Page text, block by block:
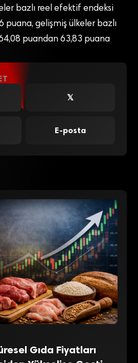
bazlı reel efektif endeksi
puana, gelişmiş ülkeler bazlı
puandan 63,83 puana
𝕏
E-posta
Gıda Fiyatları